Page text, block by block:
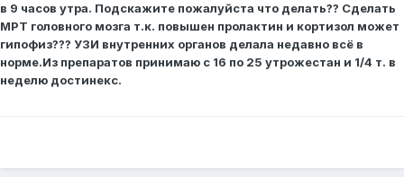
в 9 часов утра. Подскажите пожалуйста что делать?? Сделать
МРТ головного мозга т.к. повышен пролактин и кортизол может
гипофиз??? УЗИ внутренних органов делала недавно всё в
норме.Из препаратов принимаю с 16 по 25 утрожестан и 1/4 т. в
неделю достинекс.